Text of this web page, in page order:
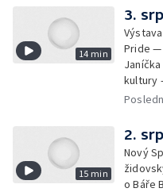
neslyšící
14 min
3.
Pride —
kultury
—
Kulturní
15 min
2.
Nový
o Báře